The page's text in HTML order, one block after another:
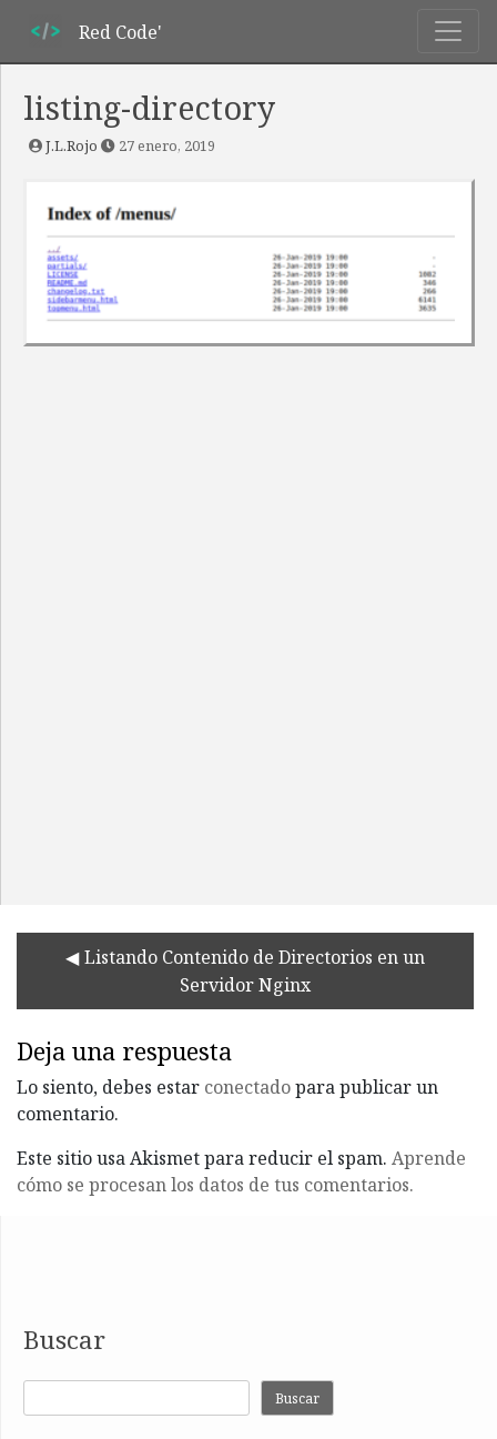
Red Code'
listing-directory
J.L.Rojo 27 enero, 2019
Listando Contenido de Directorios en un
Servidor Nginx
Deja una respuesta
Lo siento, debes estar conectadopara publicar un
comentario.
Este sitio usa Akismet para reducir el spam. Aprende
cómo se procesan los datos de tus comentarios.
Buscar
Buscar